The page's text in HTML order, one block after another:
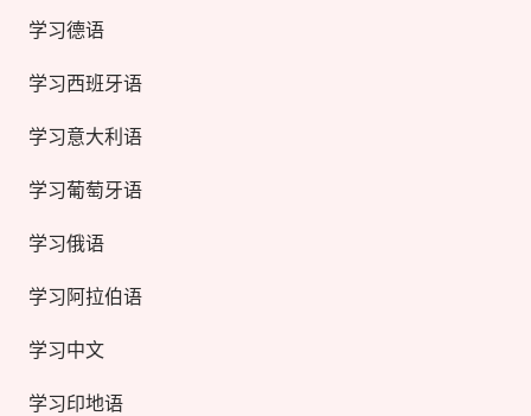
学习德语
学习西班牙语
学习意大利语
学习葡萄牙语
学习俄语
学习阿拉伯语
学习中文
学习印地语